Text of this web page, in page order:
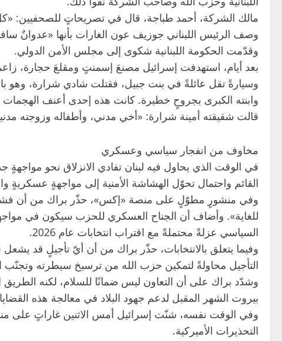
مالك الشركة، أحمد طباجة، قال في تصريحاتٍ للصحفيين:
وصف الرئيس اللبناني جوزيف عون الغارات بأنها «عدوانٌ
وقدّمت الحكومة اللبنانية شكوى إلى مجلس الأمن الدولي.
بعد أيام، استهدفت إسرائيل مصنعَ إسمنتٍ ومقلعَ حجارة،
وسيارةً تقل عائلةً في بنت جبيل، فقتلت شادي شرارة، وهو
وابنته الكبرى بجروحٍ خطيرة. كانت هذه إحدى أعنف
قالت شقيقته أمينة شرارة: «أخي مدني، وأطفاله وزوجته
مخاوف من انفجار سياسي وعسكري
في الوقت الذي يحاول فيه لبنان تفادي الانزلاق نحو
القائم واحتمال تحوّل الهشاشة الأمنية إلى مواجهةٍ عسكريةٍ
وفي منشورٍ مطوّلٍ على منصة «إكس»، حذّر براك من أن فشل
للغاية». وأضاف أن الجناح العسكري للحزب سيكون في
السياسي عزلةً محتملةً مع اقتراب انتخابات عام 2026.
وفيما يتعلق بالانتخابات، حذّر براك من أن أيّ تأجيلٍ قد
التأجيل محاولةً لتمكين حزب الله من ترسيخ سيطرته
وشدّد براك على أن التعاون ليس ضمانًا للسلام، لكنه
بيروت الشهر المقبل لدعم جهود البلاد في معالجة هذه
وفي الوقت نفسه، شنّت إسرائيل أمس الاثنين غاراتٍ على
التحذيرات الأميركية.